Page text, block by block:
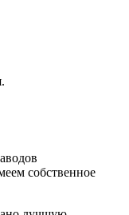
собственное